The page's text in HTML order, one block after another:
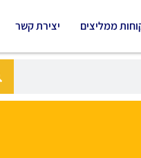
ממליצים יצירת קשר